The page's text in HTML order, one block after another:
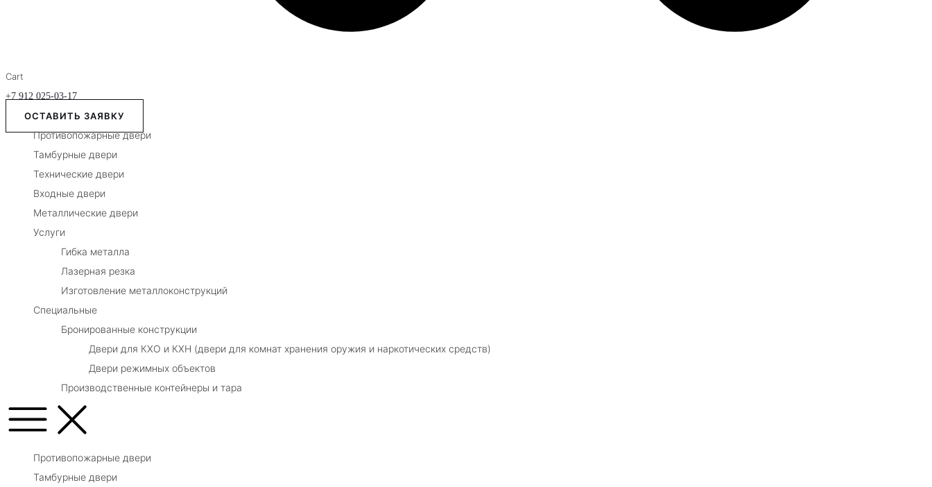
Cart
+7 912 025-03-17
ОСТАВИТЬ ЗАЯВКУ
Противопожарные двери
Тамбурные двери
Технические двери
Входные двери
Металлические двери
Услуги
Гибка металла
Лазерная резка
Изготовление металлоконструкций
Специальные
Бронированные конструкции
Двери для КХО и КХН (двери для комнат хранения оружия и наркотических средств)
Двери режимных объектов
Производственные контейнеры и тара
Противопожарные двери
Тамбурные двери